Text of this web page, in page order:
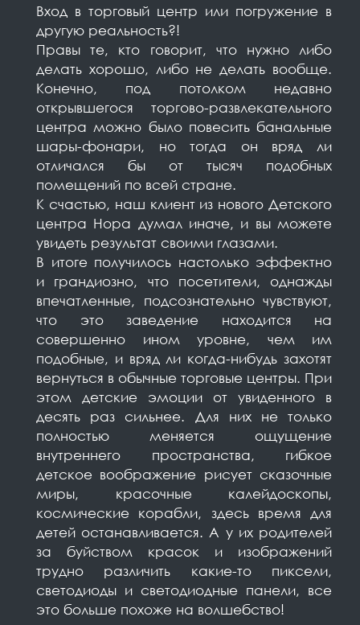
Вход в торговый центр или погружение в
другую реальность?!
Правы те, кто говорит, что нужно либо
делать хорошо, либо не делать вообще.
Конечно, под потолком недавно
открывшегося торгово-развлекательного
центра можно было повесить банальные
шары-фонари, но тогда он вряд ли
отличался бы от тысяч подобных
помещений по всей стране.
К счастью, наш клиент из нового Детского
центра Нора думал иначе, и вы можете
увидеть результат своими глазами.
В итоге получилось настолько эффектно
и грандиозно, что посетители, однажды
впечатленные, подсознательно чувствуют,
что это заведение находится на
совершенно ином уровне, чем им
подобные, и вряд ли когда-нибудь захотят
вернуться в обычные торговые центры. При
этом детские эмоции от увиденного в
десять раз сильнее. Для них не только
полностью меняется ощущение
внутреннего пространства, гибкое
детское воображение рисует сказочные
миры, красочные калейдоскопы,
космические корабли, здесь время для
детей останавливается. А у их родителей
за буйством красок и изображений
трудно различить какие-то пиксели,
светодиоды и светодиодные панели, все
это больше похоже на волшебство!